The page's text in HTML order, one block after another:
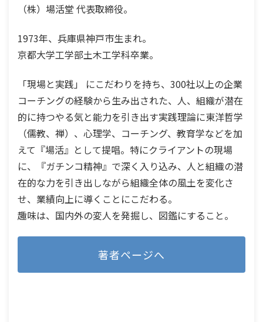
（株）場活堂 代表取締役。
1973年、兵庫県神戸市生まれ。
京都大学工学部土木工学科卒業。
「現場と実践」 にこだわりを持ち、300社以上の企業
コーチングの経験から生み出された、人、組織が潜在
的に持つやる気と能力を引き出す実践理論に東洋哲学
（儒教、禅）、心理学、コーチング、教育学などを加
えて『場活』として提唱。特にクライアントの現場
に、『ガチンコ精神』で深く入り込み、人と組織の潜
在的な力を引き出しながら組織全体の風土を変化さ
せ、業績向上に導くことにこだわる。
趣味は、国内外の変人を発掘し、図鑑にすること。
著者ページへ